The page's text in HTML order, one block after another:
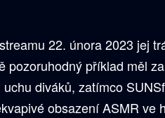
22. února 2023 jej
pozoruhodný příklad měl
diváků, zatímco
obsazení ASMR ve